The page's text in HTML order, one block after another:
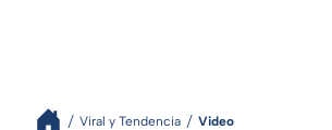
Viral y Tendencia Video